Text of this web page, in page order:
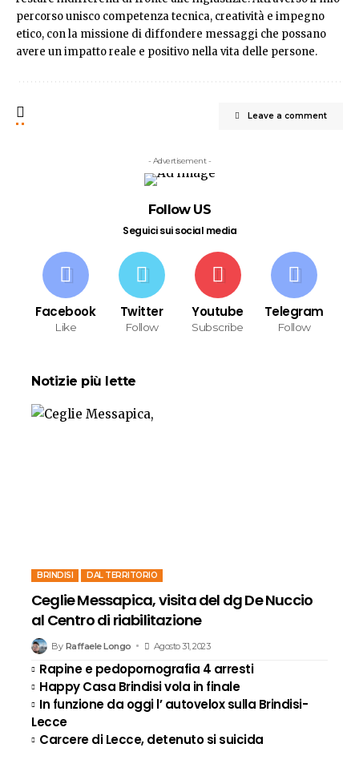
percorso unisco competenza tecnica, creatività e impegno
etico, con la missione di diffondere messaggi che possano
avere un impatto reale e positivo nella vita delle persone.
Leave a comment
- Advertisement -
Follow US
Seguici sui social media
Facebook
Like
Twitter
Follow
Youtube
Subscribe
Telegram
Follow
Notizie più lette
BRINDISI DAL TERRITORIO
Ceglie Messapica, visita del dg De Nuccio
al Centro di riabilitazione
By Raffaele Longo Agosto 31, 2023
Rapine e pedopornografia 4 arresti
Happy Casa Brindisi vola in finale
In funzione da oggi l’ autovelox sulla Brindisi-
Lecce
Carcere di Lecce, detenuto si suicida